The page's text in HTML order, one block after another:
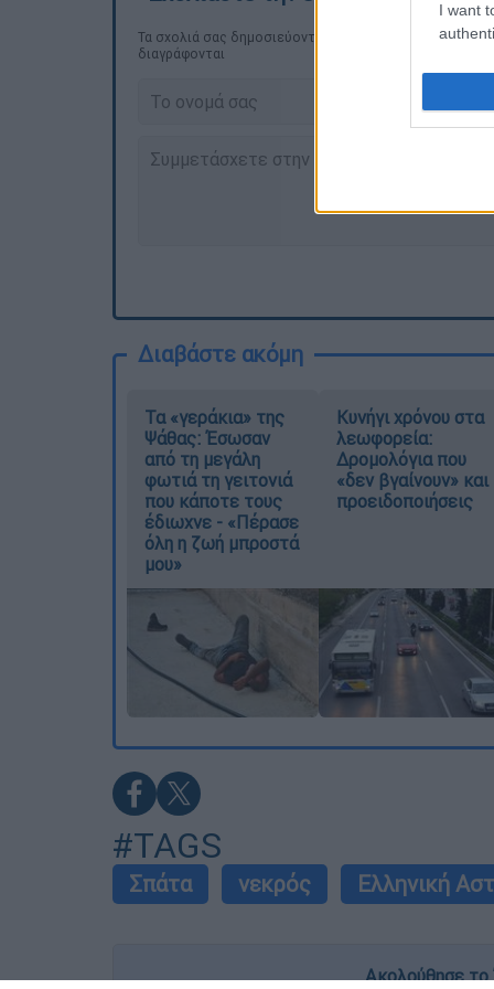
I want
Τα σχολιά σας δημοσιεύονται άμεσα με δική σας
διαγράφονται
Διαβάστε ακόμη
Τα «γεράκια» της
Ψάθας: Έσωσαν
από τη μεγάλη
φωτιά τη γειτονιά
που κάποτε τους
έδιωχνε - «Πέρασε
όλη η ζωή μπροστά
μου»
Κυνήγι χρόνου στα
λεωφορεία:
Δρομολόγια που
«δεν βγαίνουν» και
προειδοποιήσεις
#TAGS
Σπάτα νεκρός Ελληνική
Ακολούθησε το